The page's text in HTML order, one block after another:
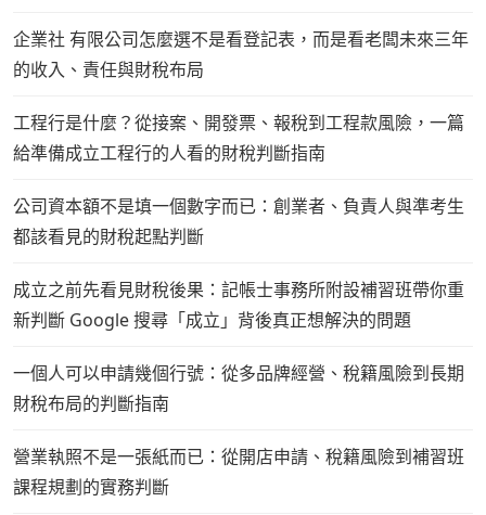
企業社 有限公司怎麼選不是看登記表，而是看老闆未來三年
的收入、責任與財稅布局
工程行是什麼？從接案、開發票、報稅到工程款風險，一篇
給準備成立工程行的人看的財稅判斷指南
公司資本額不是填一個數字而已：創業者、負責人與準考生
都該看見的財稅起點判斷
成立之前先看見財稅後果：記帳士事務所附設補習班帶你重
新判斷 Google 搜尋「成立」背後真正想解決的問題
一個人可以申請幾個行號：從多品牌經營、稅籍風險到長期
財稅布局的判斷指南
營業執照不是一張紙而已：從開店申請、稅籍風險到補習班
課程規劃的實務判斷